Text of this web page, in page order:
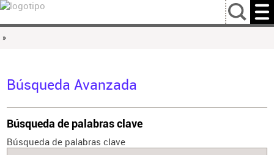
…
»
Búsqueda Avanzada
Búsqueda de palabras clave
Búsqueda de palabras clave